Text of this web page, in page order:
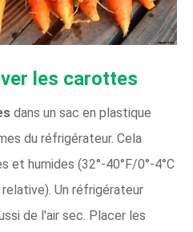
les carottes
dans un sac en plastique
du réfrigérateur. Cela
et humides (32°-40°F/0°-4°C
Un réfrigérateur
de l'air sec. Placer les